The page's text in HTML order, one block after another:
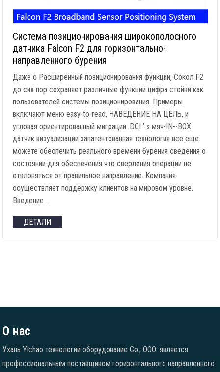
Система позиционирования широкополосного
датчика Falcon F2 для горизонтально-
направленного бурения
Даже с Расширенный позиционирования функции, Сокол F2
до сих пор сохраняет различные функции цифра стойки как
пользователей системы позиционирования. Примеры
включают меню easy-to-read, НАВЕДЕНИЕ НА ЦЕЛЬ, и
угловая ориентированный миграции. DCI ’ s мяч-IN--BOX
датчик визуализации запатентованная технология все еще
можете обеспечить реального времени бурения сведения о
состоянии для обеспечения что сверления операции не
отклоняться от правильное направление. Компания
осуществляет поддержку клиентов на мировом уровне.
Введение …
ДЕТАЛИ
О нас
Ухань Yichao технологии оборудование Co., ООО. является
профессиональным поставщиком горизонтального направленного